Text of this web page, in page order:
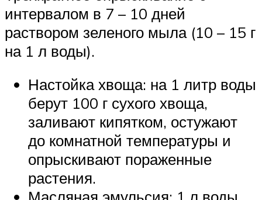
интервалом в 7 – 10 дней
раствором зеленого мыла (10 – 15 г
на 1 л воды).
Настойка хвоща: на 1 литр воды
берут 100 г сухого хвоща,
заливают кипятком, остужают
до комнатной температуры и
опрыскивают пораженные
растения.